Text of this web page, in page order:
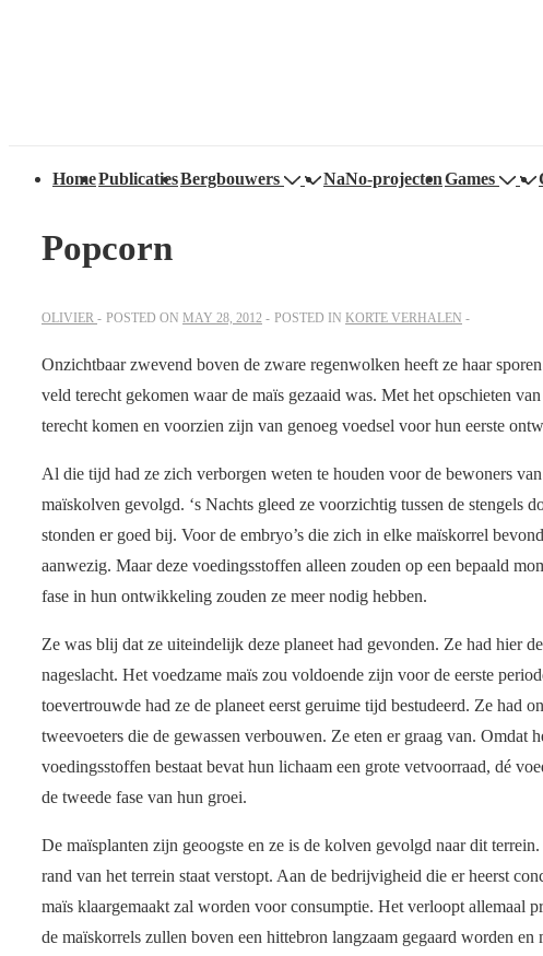
Navigation
HomePublicatiesBergbouwers NaNo-projectenGames
Popcorn
OLIVIER POSTED ON MAY 28, 2012 POSTED IN KORTE VERHALEN
Onzichtbaar zwevend boven de zware regenwolken heeft ze haar
veld terecht gekomen waar de maïs gezaaid was. Met het opschieten
terecht komen en voorzien zijn van genoeg voedsel voor hun eerste
Al die tijd had ze zich verborgen weten te houden voor de bewoners
maïskolven gevolgd. ‘s Nachts gleed ze voorzichtig tussen de stengels
stonden er goed bij. Voor de embryo’s die zich in elke maïskorrel
aanwezig. Maar deze voedingsstoffen alleen zouden op een bepaald
fase in hun ontwikkeling zouden ze meer nodig hebben.
Ze was blij dat ze uiteindelijk deze planeet had gevonden. Ze had hier
nageslacht. Het voedzame maïs zou voldoende zijn voor de eerste
toevertrouwde had ze de planeet eerst geruime tijd bestudeerd. Ze had
tweevoeters die de gewassen verbouwen. Ze eten er graag van. Omdat
voedingsstoffen bestaat bevat hun lichaam een grote vetvoorraad, dé
de tweede fase van hun groei.
De maïsplanten zijn geoogste en ze is de kolven gevolgd naar dit
rand van het terrein staat verstopt. Aan de bedrijvigheid die er heerst
maïs klaargemaakt zal worden voor consumptie. Het verloopt allemaal
de maïskorrels zullen boven een hittebron langzaam gegaard worden